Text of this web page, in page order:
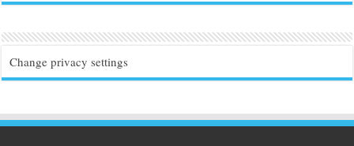
Change privacy settings